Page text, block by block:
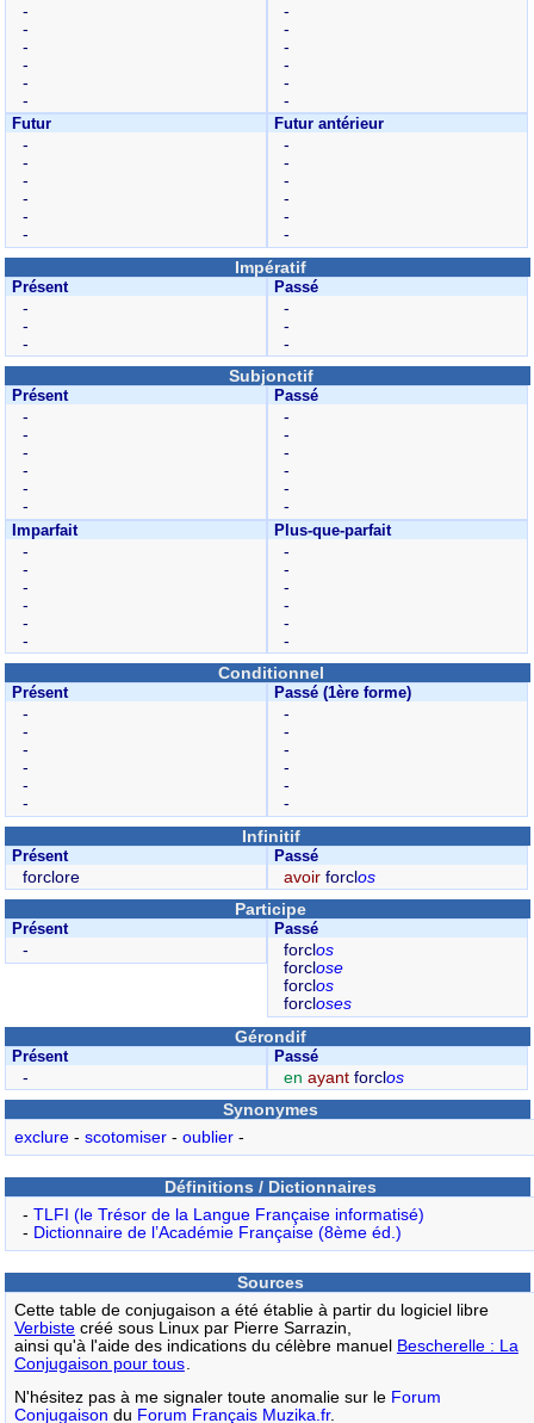
-
-
-
-
-
-
-
-
-
-
-
-
Futur
-
-
-
-
-
-
Futur antérieur
-
-
-
-
-
-
Impératif
Présent
-
-
-
Passé
-
-
-
Subjonctif
Présent
-
-
-
-
-
-
Passé
-
-
-
-
-
-
Imparfait
-
-
-
-
-
-
Plus-que-parfait
-
-
-
-
-
-
Conditionnel
Présent
-
-
-
-
-
-
Passé (1ère forme)
-
-
-
-
-
-
Infinitif
Présent
forclore
Passé
avoir forclos
Participe
Présent
-
Passé
forclos
forclose
forclos
forcloses
Gérondif
Présent
-
Passé
enayant forclos
Synonymes
exclure- scotomiser- oublier-
Définitions / Dictionnaires
- TLFI (le Trésor de la Langue Française informatisé)
- Dictionnaire de l’Académie Française (8ème éd.)
Sources
Cette table de conjugaison a été établie à partir du logiciel libre
Verbistecréé sous Linux par Pierre Sarrazin,
ainsi qu'à l'aide des indications du célèbre manuel Bescherelle : La
Conjugaison pour tous
N'hésitez pas à me signaler toute anomalie sur le Forum
Conjugaison du Forum Français Muzika.fr.